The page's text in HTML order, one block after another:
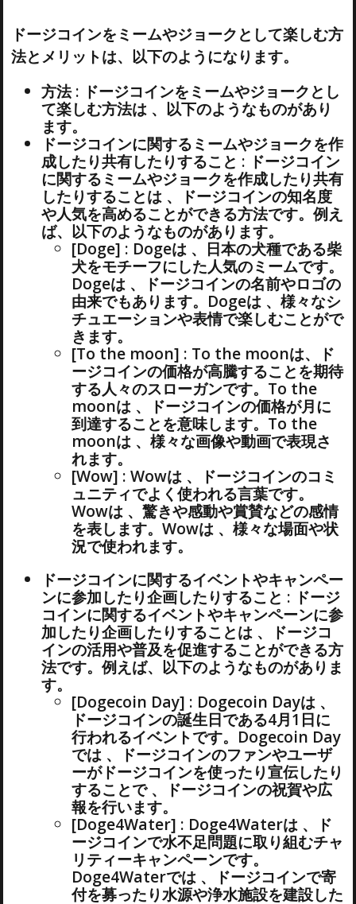
ドージコインをミームやジョークとして楽しむ方
法とメリットは、以下のようになります。
方法 : ドージコインをミームやジョークとし
て楽しむ方法は 、以下のようなものがあり
ます。
ドージコインに関するミームやジョークを作
成したり共有したりすること : ドージコイン
に関するミームやジョークを作成したり共有
したりすることは 、ドージコインの知名度
や人気を高めることができる方法です。例え
ば、以下のようなものがあります。
[Doge] : Dogeは 、日本の犬種である柴
犬をモチーフにした人気のミームです。
Dogeは 、ドージコインの名前やロゴの
由来でもあります。Dogeは 、様々なシ
チュエーションや表情で楽しむことがで
きます。
[To the moon] : To the moonは、ド
ージコインの価格が高騰することを期待
する人々のスローガンです。To the
moonは 、ドージコインの価格が月に
到達することを意味します。To the
moonは 、様々な画像や動画で表現さ
れます。
[Wow] : Wowは 、ドージコインのコミ
ュニティでよく使われる言葉です。
Wowは 、驚きや感動や賞賛などの感情
を表します。Wowは 、様々な場面や状
況で使われます。
ドージコインに関するイベントやキャンペー
ンに参加したり企画したりすること : ドージ
コインに関するイベントやキャンペーンに参
加したり企画したりすることは 、ドージコ
インの活用や普及を促進することができる方
法です。例えば、以下のようなものがありま
す。
[Dogecoin Day] : Dogecoin Dayは 、
ドージコインの誕生日である4月1日に
行われるイベントです。Dogecoin Day
では 、ドージコインのファンやユーザ
ーがドージコインを使ったり宣伝したり
することで 、ドージコインの祝賀や広
報を行います。
[Doge4Water] : Doge4Waterは 、ド
ージコインで水不足問題に取り組むチャ
リティーキャンペーンです。
Doge4Waterでは 、ドージコインで寄
付を募ったり水源や浄水施設を建設した